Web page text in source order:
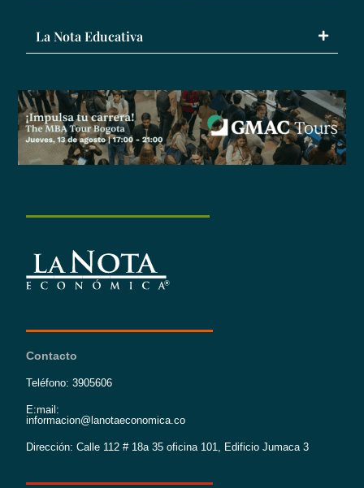
La Nota Educativa
Contacto
Teléfono: 3905606
E:mail:
informacion@lanotaeconomica.co
Dirección: Calle 112 # 18a 35 oficina 101, Edificio Jumaca 3